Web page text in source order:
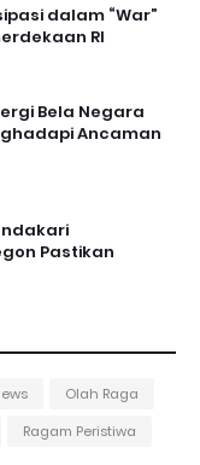
dalam “War”
RI
Bela Negara
Ancaman
Pastikan
Olah Raga
Ragam Peristiwa